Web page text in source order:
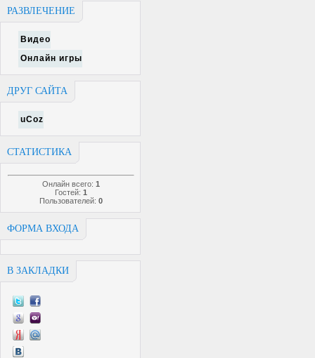
РАЗВЛЕЧЕНИЕ
Видео
Онлайн игры
ДРУГ САЙТА
uCoz
СТАТИСТИКА
Онлайн всего: 1
Гостей: 1
Пользователей: 0
ФОРМА ВХОДА
В ЗАКЛАДКИ